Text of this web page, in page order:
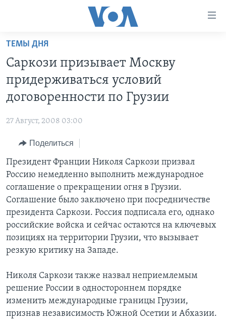
Перейти
основной
контент
Перейти
основной
навигации
Перейти
поиск
ПРОГРАММЫ
ИТОГИ
ПОЧЕМУ ЭТО ВАЖНО?
ДИСКУССИЯ VOA
НЬЮ-ЙОРК NEW YORK
АМЕРИКА. БОЛЬШОЕ ПУТЕШЕСТВИЕ
ПРОЕКТЫ
НАША АМЕРИКАНСКАЯ ИСТОРИЯ
А КАК В АМЕРИКЕ?
АРТЕФАКТЫ
АМЕРИКАНСКИЕ ГОРОДКИ
ТЕСТЫ
ИНТЕРВЬЮ
ФАКТЫ ПРОТИВ ФЕЙКОВ
ЗА СВОБОДУ ПРЕССЫ
УЧИМ АНГЛИЙСКИЙ
ВИДЕО
ПОДПИСКА НА НОВОСТИ
Learning English
СОЦИАЛЬНЫЕ СЕТИ
Языки
ТЕМЫ ДНЯ
Саркози призывает Москву
придерживаться условий
договоренности по Грузии
27 Август, 2008 03:00
Поделиться
Президент Франции Николя Саркози призвал
Россию немедленно выполнить международное
соглашение о прекращении огня в Грузии.
Соглашение было заключено при посредничестве
президента Саркози. Россия подписала его, однако
российские войска и сейчас остаются на ключевых
позициях на территории Грузии, что вызывает
резкую критику на Западе.
Николя Саркози также назвал неприемлемым
решение России в одностороннем порядке
изменить международные границы Грузии,
признав независимость Южной Осетии и Абхазии.